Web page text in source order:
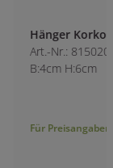
Hänger Korkoptik
Art.-Nr.: 8150200
B:4cm H:6cm
Für Preisangaben